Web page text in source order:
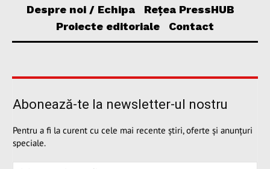
Despre noi / Echipa
Rețea PressHUB
Proiecte editoriale
Contact
Abonează-te la newsletter-ul nostru
Pentru a fi la curent cu cele mai recente știri, oferte și anunțuri
speciale.